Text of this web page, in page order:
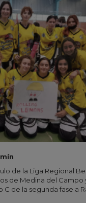
de la Liga Regional
de Medina del Campo
de la segunda fase a